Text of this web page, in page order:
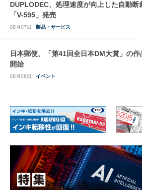
DUPLODEC、処理速度が向上した自動断
「V-595」発売
08月07日 製品・サービス
日本郵便、「第41回全日本DM大賞」の作
開始
08月06日 イベント